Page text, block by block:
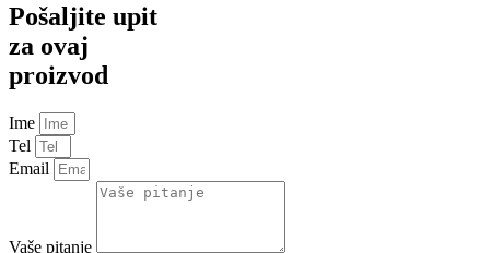
Pošaljite upit
za ovaj
proizvod
Ime
Tel
Email
Vaše pitanje